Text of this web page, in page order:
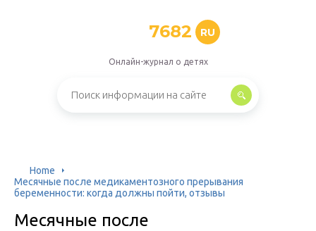
7682 RU
Онлайн-журнал о детях
Home
Месячные после медикаментозного прерывания
беременности: когда должны пойти, отзывы
Месячные после